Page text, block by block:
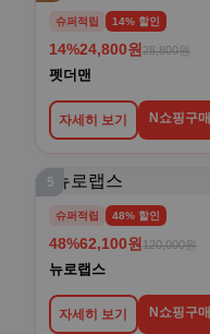
슈퍼적립 14% 할인
14%24,800원 28,800원
펫더맨
자세히 보기 N쇼핑구매
5
슈퍼적립 48% 할인
48%62,100원 120,000원
뉴로랩스
자세히 보기 N쇼핑구매